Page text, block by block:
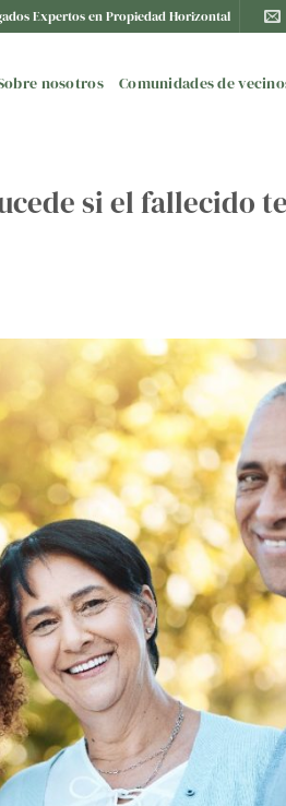
Expertos en Propiedad Horizontal
nosotros Comunidades de
si el fallecido